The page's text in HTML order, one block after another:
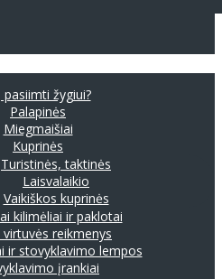
pasiimti žygiui?
Palapinės
Miegmaišiai
Kuprinės
Turistinės, taktinės
Laisvalaikio
Vaikiškos kuprinės
kilimėliai ir paklotai
virtuvės reikmenys
ir stovyklavimo lempos
įrankiai